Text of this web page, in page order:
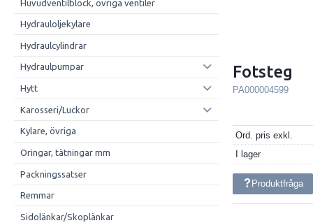
Huvudventilblock, övriga ventiler
Hydrauloljekylare
Hydraulcylindrar
Hydraulpumpar
Hytt
Karosseri/Luckor
Kylare, övriga
Oringar, tätningar mm
Packningssatser
Remmar
Sidolänkar/Skoplänkar
Fotsteg
PA000004599
Ord. pris exkl.
I lager
Produktfråga